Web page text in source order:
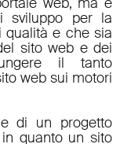
sviluppo per la
qualità e che sia
sito web e dei
il tanto
web sui motori
di un progetto
quanto un sito